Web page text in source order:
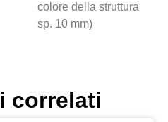
colore della struttura
sp. 10 mm)
correlati